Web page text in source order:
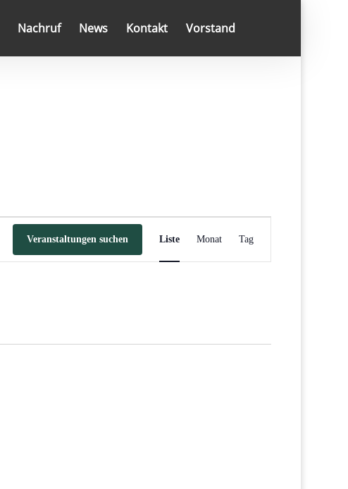
Nachruf News Kontakt Vorstand
Veranstaltungen suchen
Veranstaltung
Ansichten-
Navigation
Liste Monat Tag